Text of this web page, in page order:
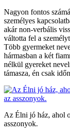
Nagyon fontos
személyes
akár non-verbális
váltotta fel a
Több gyermeket
hármasban a két
nélkül gyereket
támasza, én csak
Az Élni jó ház, ahol
asszonyok.